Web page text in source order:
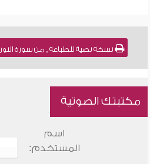
نسخة نصية للطباعة , من سورة النور [1] للشيخ : عبد الحي يوسف
مكتبتك الصوتية
اسم
المستخدم: